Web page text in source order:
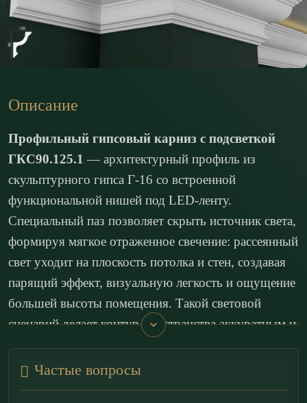
Описание
Профильный гипсовый карниз с подсветкой
ГКС90.125.1 — архитектурный профиль из
скульптурного гипса Г-16 со встроенной
функциональной нишей под LED-ленту.
Специальный паз позволяет скрыть источник света,
формируя мягкое отраженное свечение: рассеянный
свет уходит на плоскость потолка и стен, создавая
парящий эффект, визуальную легкость и ощущение
большей высоты помещения. Такой световой
сценарий делает контур пространства аккуратным и
Модель органично вписывается в интерьеры
Частые вопросы